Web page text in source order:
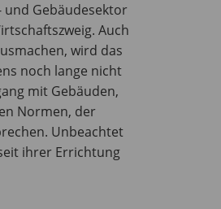
und Gebäudesektor
Auch
wird das
noch lange nicht
mit Gebäuden,
Normen, der
Unbeachtet
ihrer Errichtung